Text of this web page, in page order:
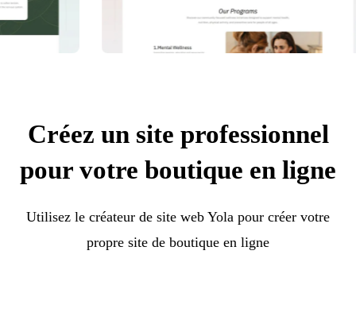
Créez un site professionnel
pour votre boutique en ligne
Utilisez le créateur de site web Yola pour créer votre
propre site de boutique en ligne